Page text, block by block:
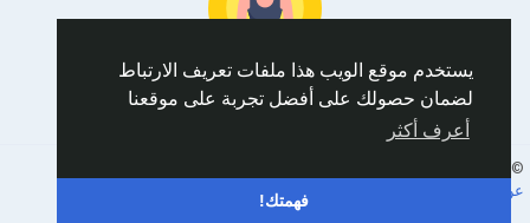
يستخدم موقع الويب هذا ملفات تعريف الارتباط
لضمان حصولك على أفضل تجربة على موقعنا
أعرف أكثر
فهمتك!
No data to show
© 2026 AnimeSocial.SU - Первая аниме сеть!
عن
اتصل بنا الدليل